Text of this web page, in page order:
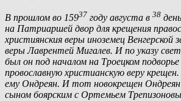
В прошлом во 15937 году августа в 38
на Патриаршей двор для крещения
християнския веры иноземец Венгерской
веры Лаврентей Мигалев. И по указу
был он под началом на Троецком
провославную христианскую веру
ему Ондреян. И тот новокрещен Ондреян
сыном боярским с Ортемьем